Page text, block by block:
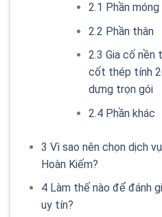
2.1 Phần móng
2.2 Phần thân
2.3 Gia cố nền
cốt thép tính
dựng trọn gói
2.4Phần khác
3 Vì sao nên chọn dịch
Hoàn Kiếm?
4Làm thế nào để đánh
uy tín?